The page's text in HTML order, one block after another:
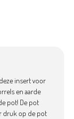
insert voor
en aarde
pot! De pot
druk op de pot